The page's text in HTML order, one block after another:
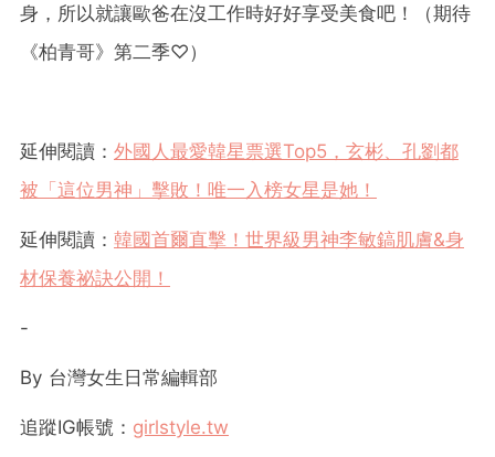
身，所以就讓歐爸在沒工作時好好享受美食吧！（期待
《柏青哥》第二季♡）
延伸閱讀： 外國人最愛韓星票選Top5，玄彬、孔劉都
被「這位男神」擊敗！唯一入榜女星是她！
延伸閱讀： 韓國首爾直擊！世界級男神李敏鎬肌膚&身
材保養祕訣公開！
-
By 台灣女生日常編輯部
追蹤IG帳號： girlstyle.tw